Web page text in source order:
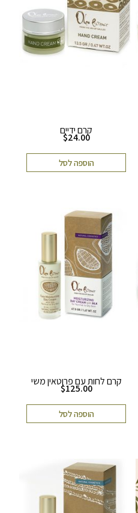
קרם ידיים
$24.00
הוספה לסל
קרם לחות עם פרוטאין משי
$125.00
הוספה לסל